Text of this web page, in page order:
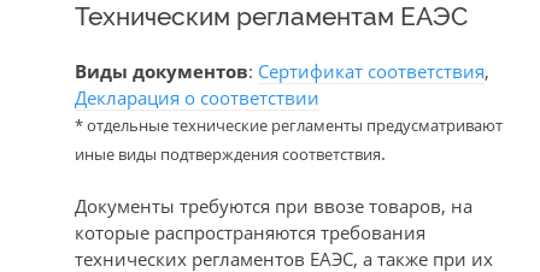
Техническим регламентам ЕАЭС
Виды документов: Сертификат соответствия,
Декларация о соответствии
* отдельные технические регламенты предусматривают
иные виды подтверждения соответствия.
Документы требуются при ввозе товаров, на
которые распространяются требования
технических регламентов ЕАЭС, а также при их